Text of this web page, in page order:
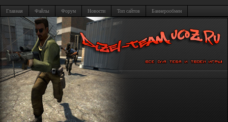
Главная Файлы Форум Новости Топ сайтов Баннерообмен